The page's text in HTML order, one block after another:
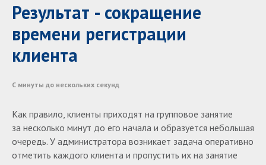
Результат - сокращение
времени регистрации
клиента
С минуты до нескольких секунд
Как правило, клиенты приходят на групповое занятие
за несколько минут до его начала и образуется небольшая
очередь. У администратора возникает задача оперативно
отметить каждого клиента и пропустить их на занятие